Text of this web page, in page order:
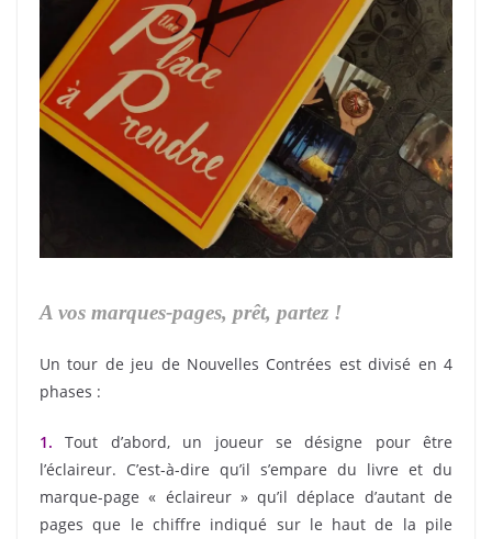
A vos marques-pages, prêt, partez !
Un tour de jeu de Nouvelles Contrées est divisé en 4
phases :
1. Tout d’abord, un joueur se désigne pour être
l’éclaireur. C’est-à-dire qu’il s’empare du livre et du
marque-page « éclaireur » qu’il déplace d’autant de
pages que le chiffre indiqué sur le haut de la pile